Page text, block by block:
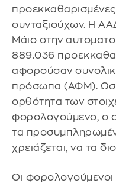
συνταξιούχων. Η
Μάιο στην
889.036
αφορούσαν
πρόσωπα (ΑΦΜ).
ορθότητα των
φορολογούμενο, ο
τα
χρειάζεται, να τα
Οι φορολογούμενοι